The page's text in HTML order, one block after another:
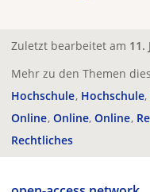
Zuletzt bearbeitet am 11.
Mehr zu den Themen
Hochschule Hochschule
Online Online Online
Rechtliches